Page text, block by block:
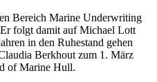
Bereich Marine Underwriting
folgt damit auf Michael Lott
in den Ruhestand gehen
Berkhout zum 1. März
of Marine Hull.